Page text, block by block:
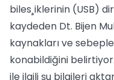
biles¸iklerinin (USB)
kaydeden Dt. Bijen
kaynakları ve
konabildiğini
ile ilgili şu bilgileri